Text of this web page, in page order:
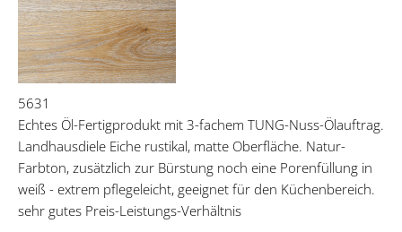
5631
Echtes Öl-Fertigprodukt mit 3-fachem TUNG-Nuss-Ölauftrag.
Landhausdiele Eiche rustikal, matte Oberfläche. Natur-
Farbton, zusätzlich zur Bürstung noch eine Porenfüllung in
weiß - extrem pflegeleicht, geeignet für den Küchenbereich.
sehr gutes Preis-Leistungs-Verhältnis